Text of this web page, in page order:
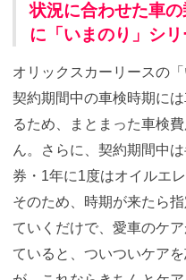
状況に合わせた車
に「いまのり」シ
オリックスカーリースの
契約期間中の車検時期に
るため、まとまった車検
ん。さらに、契約期間中
券・1年に1度はオイルエ
そのため、時期が来たら
ていくだけで、愛車のケ
ていると、ついついケア